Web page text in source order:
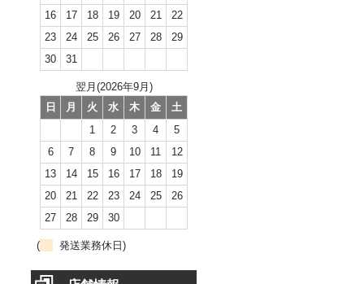
16
17 18 19 20 21
22
23
24 25 26 27 28
29
30
31
翌月(2026年9月)
日
月 火 水 木 金
土
1
2 3 4
5
6
7 8 9 10 11
12
13
14 15 16 17 18
19
20
21 22 23 24 25
26
27
28 29 30
( 発送業務休日)